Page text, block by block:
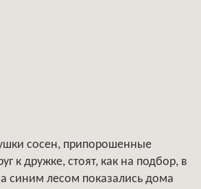
сосен, припорошенные
к дружке, стоят, как на подбор, в
синим лесом показались дома